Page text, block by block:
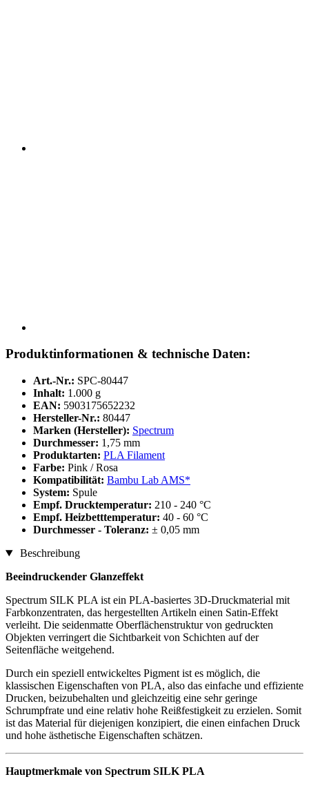
Produktinformationen & technische Daten:
Art.-Nr.: SPC-80447
Inhalt: 1.000 g
EAN: 5903175652232
Hersteller-Nr.: 80447
Marken (Hersteller): Spectrum
Durchmesser: 1,75 mm
Produktarten: PLA Filament
Farbe: Pink / Rosa
Kompatibilität: Bambu Lab AMS*
System: Spule
Empf. Drucktemperatur: 210 - 240 °C
Empf. Heizbetttemperatur: 40 - 60 °C
Durchmesser - Toleranz: ± 0,05 mm
Beschreibung
Beeindruckender Glanzeffekt
Spectrum SILK PLA ist ein PLA-basiertes 3D-Druckmaterial mit
Farbkonzentraten, das hergestellten Artikeln einen Satin-Effekt
verleiht. Die seidenmatte Oberflächenstruktur von gedruckten
Objekten verringert die Sichtbarkeit von Schichten auf der
Seitenfläche weitgehend.
Durch ein speziell entwickeltes Pigment ist es möglich, die
klassischen Eigenschaften von PLA, also das einfache und effiziente
Drucken, beizubehalten und gleichzeitig eine sehr geringe
Schrumpfrate und eine relativ hohe Reißfestigkeit zu erzielen. Somit
ist das Material für diejenigen konzipiert, die einen einfachen Druck
und hohe ästhetische Eigenschaften schätzen.
Hauptmerkmale von Spectrum SILK PLA